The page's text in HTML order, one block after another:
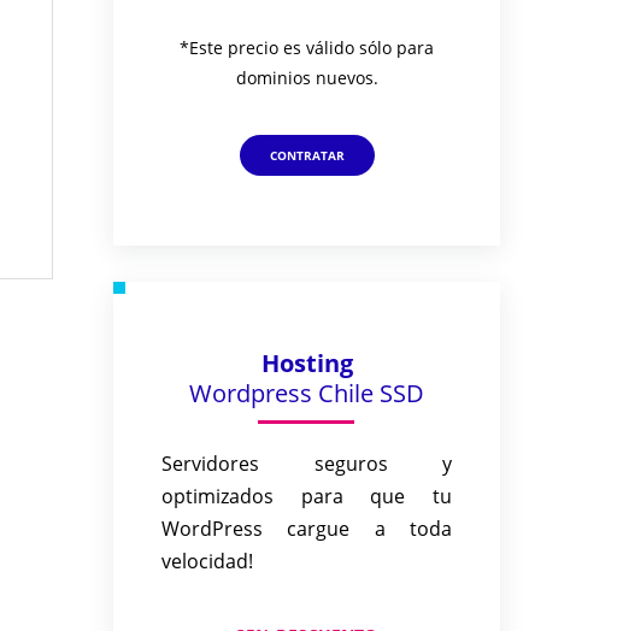
*Este precio es válido sólo para
dominios nuevos.
CONTRATAR
Hosting
Wordpress Chile SSD
Servidores seguros y
optimizados para que tu
WordPress cargue a toda
velocidad!